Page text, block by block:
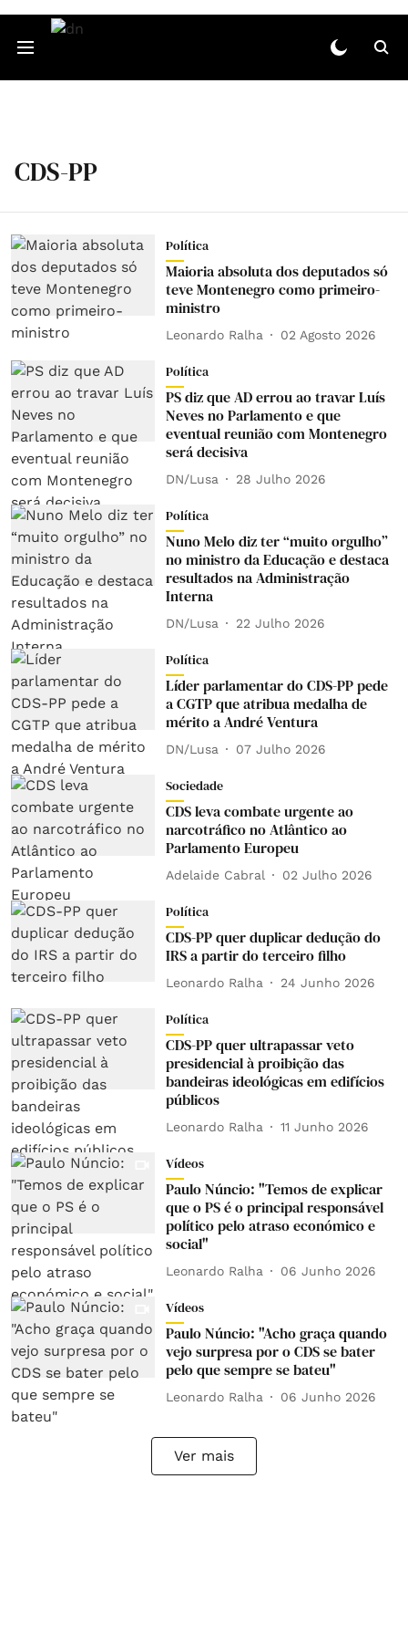
CDS-PP
Política
Maioria absoluta dos deputados só
teve Montenegro como primeiro-
ministro
Leonardo Ralha 02 Agosto 2026
Política
PS diz que AD errou ao travar Luís
Neves no Parlamento e que
eventual reunião com Montenegro
será decisiva
DN/Lusa 28 Julho 2026
Política
Nuno Melo diz ter “muito orgulho”
no ministro da Educação e destaca
resultados na Administração
Interna
DN/Lusa 22 Julho 2026
Política
Líder parlamentar do CDS-PP pede
a CGTP que atribua medalha de
mérito a André Ventura
DN/Lusa 07 Julho 2026
Sociedade
CDS leva combate urgente ao
narcotráfico no Atlântico ao
Parlamento Europeu
Adelaide Cabral 02 Julho 2026
Política
CDS-PP quer duplicar dedução do
IRS a partir do terceiro filho
Leonardo Ralha 24 Junho 2026
Política
CDS-PP quer ultrapassar veto
presidencial à proibição das
bandeiras ideológicas em edifícios
públicos
Leonardo Ralha 11 Junho 2026
Vídeos
Paulo Núncio: "Temos de explicar
que o PS é o principal responsável
político pelo atraso económico e
social"
Leonardo Ralha 06 Junho 2026
Vídeos
Paulo Núncio: "Acho graça quando
vejo surpresa por o CDS se bater
pelo que sempre se bateu"
Leonardo Ralha 06 Junho 2026
Ver mais